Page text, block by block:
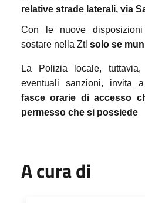
relative strade laterali, via
Con le nuove
sostare nella Ztl solo se
La Polizia locale,
eventuali sanzioni, invita a
fasce orarie di accesso
permesso che si possiede
A cura di